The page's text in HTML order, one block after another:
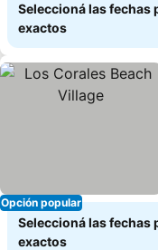
Seleccioná las fechas
exactos
Opción popular
Seleccioná las fechas
exactos